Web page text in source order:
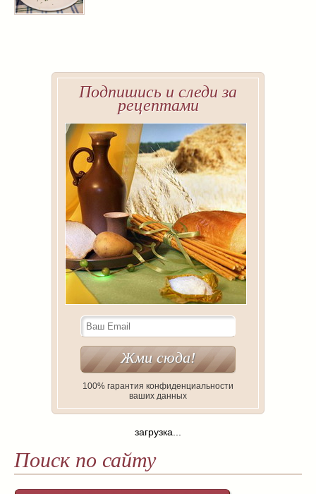
Подпишись и следи за
рецептами
100% гарантия конфиденциальности
ваших данных
загрузка...
Поиск по сайту